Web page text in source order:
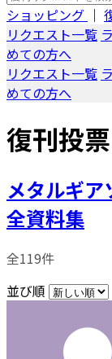
ショッピング ｜
リクエスト一覧
めての方へ
リクエスト一覧
めての方へ
復刊投
メタルギ
全資料集
全119件
並び順